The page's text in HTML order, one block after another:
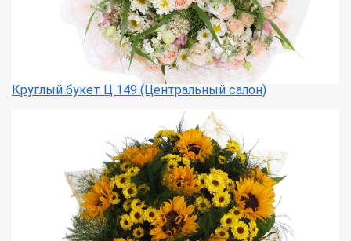
Круглый букет Ц 149 (Центральный салон)